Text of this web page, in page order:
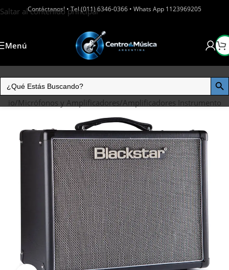
Saltar al contenido principal
Contáctanos! • Tel (011) 6346-0366 • Whats App 1123969205
Menú
/Micrófonos y Amplificadores/Amplificadores Instrumento